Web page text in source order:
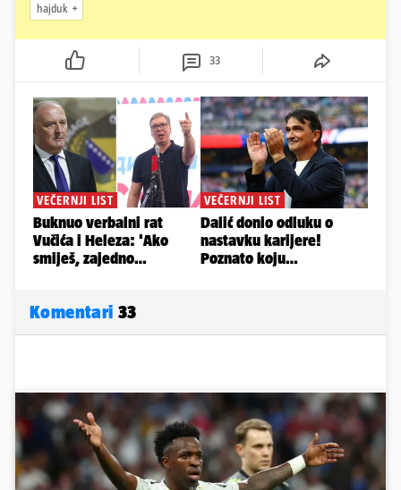
hajduk
33
Komentari 33